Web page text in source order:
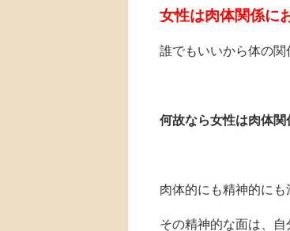
女性は肉体関係に
誰でもいいから体の関
何故なら女性は肉体
肉体的にも精神的にも
その精神的な面は、自